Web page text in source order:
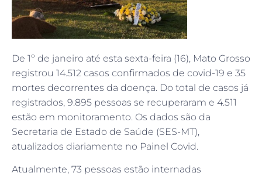
De 1º de janeiro até esta sexta-feira (16), Mato Grosso
registrou 14.512 casos confirmados de covid-19 e 35
mortes decorrentes da doença. Do total de casos já
registrados, 9.895 pessoas se recuperaram e 4.511
estão em monitoramento. Os dados são da
Secretaria de Estado de Saúde (SES-MT),
atualizados diariamente no Painel Covid.
Atualmente, 73 pessoas estão internadas